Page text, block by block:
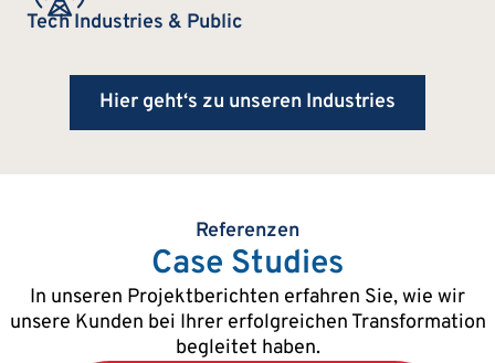
Tech Industries & Public
Hier geht‘s zu unseren Industries
Referenzen
Case Studies
In unseren Projektberichten erfahren Sie, wie wir
unsere Kunden bei Ihrer erfolgreichen Transformation
begleitet haben.